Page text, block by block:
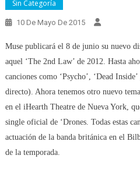
Sin Categoría
10 De Mayo De 2015
Muse publicará el 8 de junio su nuevo
aquel ‘The 2nd Law’ de 2012. Hasta
canciones como ‘Psycho’, ‘Dead
directo). Ahora tenemos otro nuevo
en el iHearth Theatre de Nueva York,
single oficial de ‘Drones. Todas estas
actuación de la banda británica en el
de la temporada.